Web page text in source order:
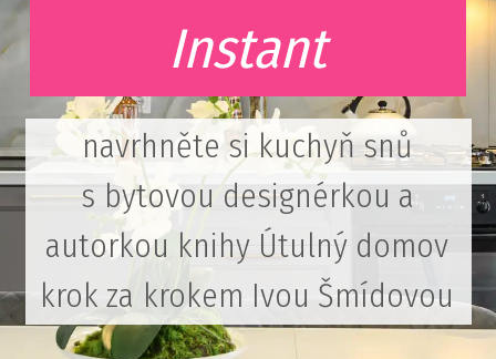
Instant
navrhněte si kuchyň snů
s bytovou designérkoua
autorkou knihy Útulný domov
krok za krokem Ivou Šmídovou